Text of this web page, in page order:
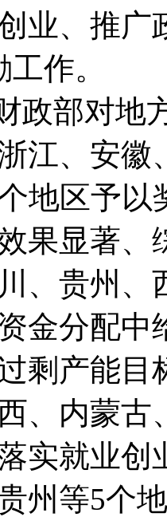
业、推广
作。
政部对地
江、安徽
地区予
果显著
、贵州、
金分配
剩产能目
、内蒙古
实就业创
州等5个